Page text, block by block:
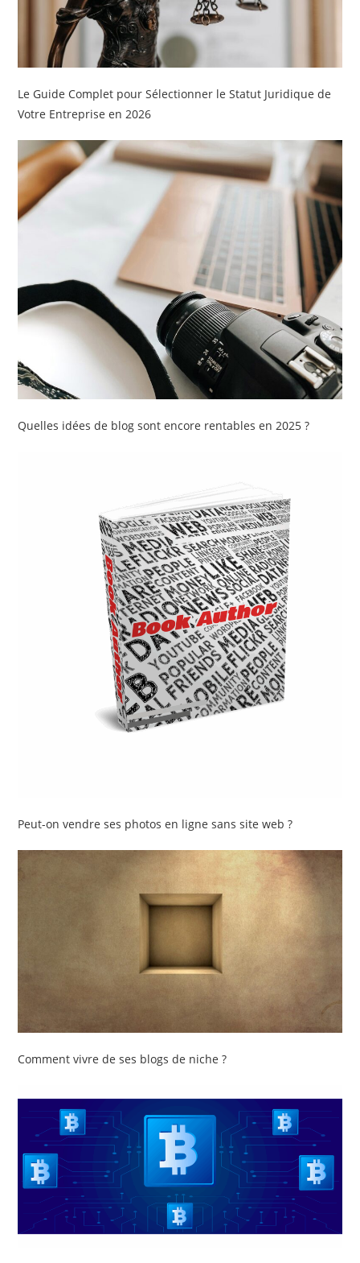
Le Guide Complet pour Sélectionner le Statut Juridique de
Votre Entreprise en 2026
Quelles idées de blog sont encore rentables en 2025 ?
Peut-on vendre ses photos en ligne sans site web ?
Comment vivre de ses blogs de niche ?